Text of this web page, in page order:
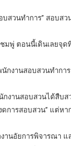
สวนทำการ” สอบสว
มพู่ ตอนนี้เดินเลยจุด
กงานสอบสวนทำการ
กงานสอบสวนได้สืบส
การสอบสวน” แต่หา
านอัยการพิจารณา แ